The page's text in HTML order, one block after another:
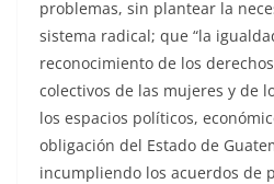
problemas, sin plantear la
sistema radical; que “la
reconocimiento de los
colectivos de las mujeres y de
los espacios políticos,
obligación del Estado de
incumpliendo los acuerdos de